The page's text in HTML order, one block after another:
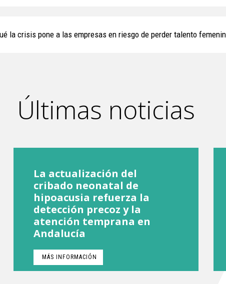
la crisis pone a las empresas en riesgo de perder talento
Últimas noticias
La actualización del
cribado neonatal de
hipoacusia refuerza la
detección precoz y la
atención temprana en
Andalucía
MÁS INFORMACIÓN